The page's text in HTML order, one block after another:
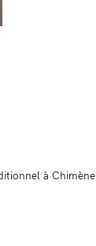
à Chimène